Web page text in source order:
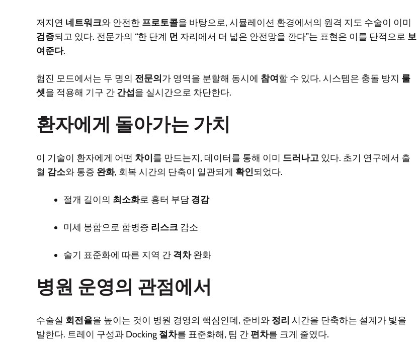
저지연 네트워크와 안전한 프로토콜을 바탕으로, 시뮬레이션 환경에서의 원격 지도 수술이 이미
검증되고 있다. 전문가의 “한 단계 먼 자리에서 더 넓은 안전망을 깐다”는 표현은 이를 단적으로 보
여준다.
협진 모드에서는 두 명의 전문의가 영역을 분할해 동시에 참여할 수 있다. 시스템은 충돌 방지 룰
셋을 적용해 기구 간 간섭을 실시간으로 차단한다.
환자에게 돌아가는 가치
이 기술이 환자에게 어떤 차이를 만드는지, 데이터를 통해 이미 드러나고 있다. 초기 연구에서 출
혈 감소와 통증 완화, 회복 시간의 단축이 일관되게 확인되었다.
절개 길이의 최소화로 흉터 부담 경감
미세 봉합으로 합병증 리스크 감소
술기 표준화에 따른 지역 간 격차완화
병원 운영의 관점에서
수술실 회전율을 높이는 것이 병원 경영의 핵심인데, 준비와 정리 시간을 단축하는 설계가 빛을
발한다. 트레이 구성과 Docking 절차를 표준화해, 팀 간 편차를 크게 줄였다.